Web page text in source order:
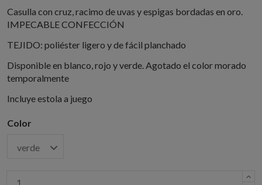
Casulla con cruz, racimo de uvas y espigas bordadas en oro.
IMPECABLE CONFECCIÓN
TEJIDO: poliéster ligero y de fácil planchado
Disponible en blanco, rojo y verde. Agotado el color morado
temporalmente
Incluye estola a juego
Color